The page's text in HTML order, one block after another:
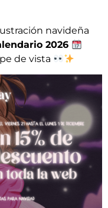
navideña
2026
de vista